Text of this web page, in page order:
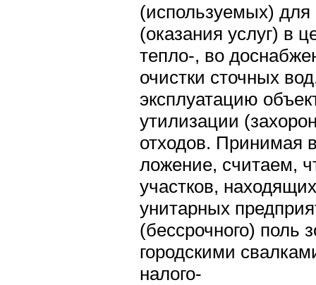
(используемых) для
(оказания услуг) в
тепло-, во
очистки сточных
эксплуатацию
утилизации
отходов. Принимая
ложение, считаем,
участков,
унитарных
(бессрочного) поль
городскими
налого-